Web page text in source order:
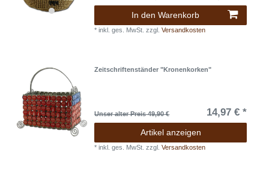
In den Warenkorb
*inkl. ges. MwSt. zzgl.Versandkosten
Zeitschriftenständer "Kronenkorken"
Unser alter Preis 49,90 € 14,97 € *
Artikel anzeigen
*inkl. ges. MwSt. zzgl.Versandkosten